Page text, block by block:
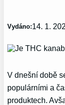
Vydáno:14. 1.
V dnešní době
populárními a
produktech.